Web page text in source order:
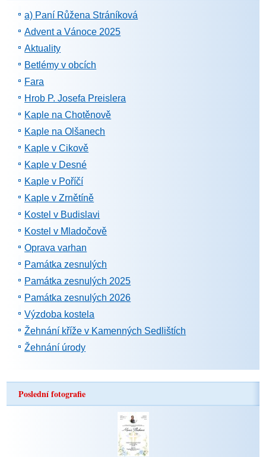
a) Paní Růžena Stráníková
Advent a Vánoce 2025
Aktuality
Betlémy v obcích
Fara
Hrob P. Josefa Preislera
Kaple na Chotěnově
Kaple na Olšanech
Kaple v Cikově
Kaple v Desné
Kaple v Poříčí
Kaple v Zrnětíně
Kostel v Budislavi
Kostel v Mladočově
Oprava varhan
Památka zesnulých
Památka zesnulých 2025
Památka zesnulých 2026
Výzdoba kostela
Žehnání kříže v Kamenných Sedlištích
Žehnání úrody
Poslední fotografie